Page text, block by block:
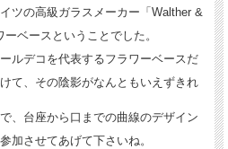
ツの高級ガラスメーカー「Walther &
ベースということでした。
ルデコを代表するフラワーベースだ
て、その陰影がなんともいえずきれ
、台座から口までの曲線のデザイン
加させてあげて下さいね。